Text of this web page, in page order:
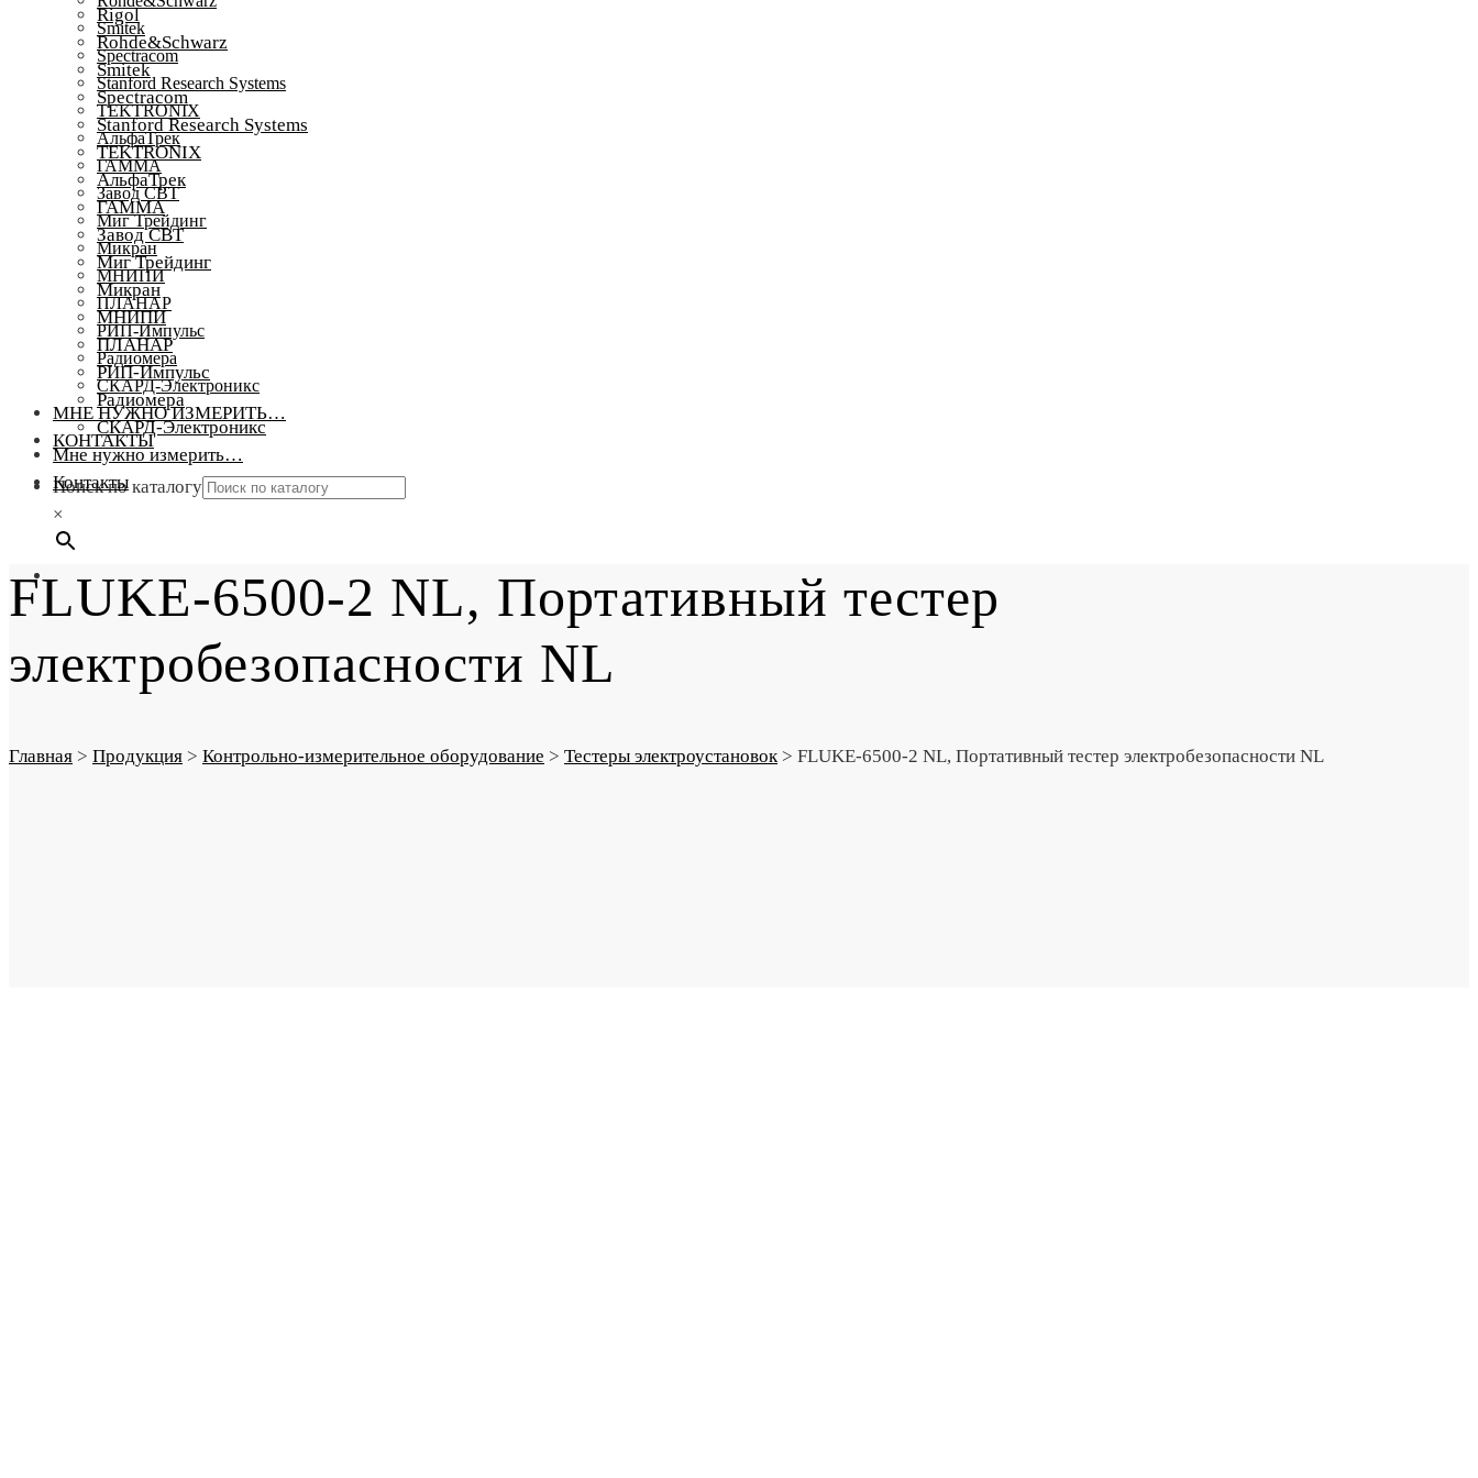
Smitek
Spectracom
Stanford Research Systems
TEKTRONIX
АльфаТрек
ГАММА
Завод СВТ
Миг Трейдинг
Микран
МНИПИ
ПЛАНАР
РИП-Импульс
Радиомера
СКАРД-Электроникс
МНЕ НУЖНО ИЗМЕРИТЬ…
КОНТАКТЫ
Поиск по каталогу
×
Rigol
Rohde&Schwarz
Smitek
Spectracom
Stanford Research Systems
TEKTRONIX
АльфаТрек
ГАММА
Завод СВТ
Миг Трейдинг
Микран
МНИПИ
ПЛАНАР
РИП-Импульс
Радиомера
СКАРД-Электроникс
Мне нужно измерить…
Контакты
FLUKE-6500-2 NL, Портативный тестер
электробезопасности NL
Главная > Продукция > Контрольно-измерительное оборудование > Тестеры электроустановок > FLUKE-6500-2 NL, Портативный тестер электробезопасности NL